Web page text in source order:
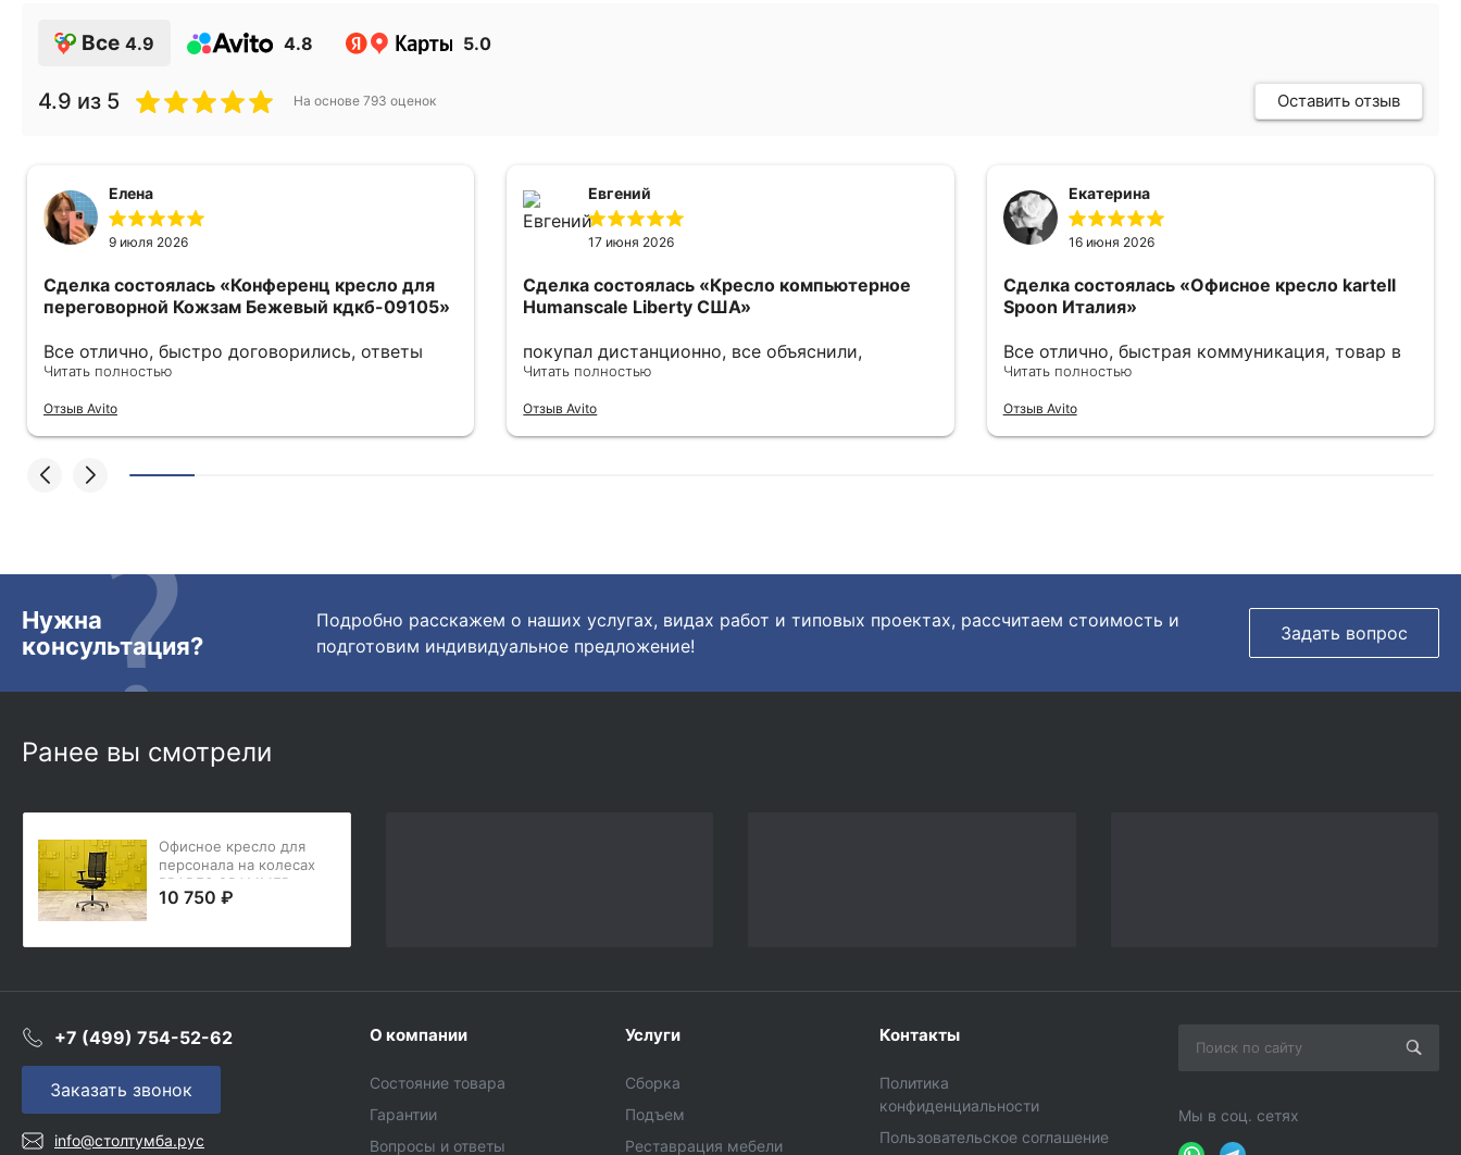
Все 4.9 4.8 5.0
4.9 из 5 На основе 793 оценок Оставить отзыв
Елена
9 июля 2026
Сделка состоялась «Конференц кресло для
переговорной Кожзам Бежевый кдкб-09105»
Все отлично, быстро договорились, ответы
очень быстрые, всегда на связи. Все подробно
были на разных складах их переместили на
один. Так же грамотно сориентировали
Спасибо огромное🙏🏼
Читать полностью
Отзыв Avito
Евгений
17 июня 2026
Сделка состоялась «Кресло компьютерное
Humanscale Liberty США»
покупал дистанционно, все объяснили,
показали, сделали фото и видео по запросу.
дальнейшем хорошо упаковали. однозначно
рекомендую.
Читать полностью
Отзыв Avito
Екатерина
16 июня 2026
Сделка состоялась «Офисное кресло kartell
Spoon Италия»
Все отлично, быстрая коммуникация, товар в
отличном состоянии.
Читать полностью
Отзыв Avito
Нужна
консультация?
Подробно расскажем о наших услугах, видах работ и типовых проектах, рассчитаем стоимость и
подготовим индивидуальное предложение!
Задать вопрос
Ранее вы смотрели
Офисное кресло для
персонала на колесах
PRADES GRAMMER
office Кожа Чёрный
10 750 ₽
+7 (499) 754-52-62
Заказать звонок
info@столтумба.рус
О компании
Состояние товара
Гарантии
Вопросы и ответы
Услуги
Сборка
Подъем
Реставрация мебели
Контакты
Политика
конфиденциальности
Пользовательское соглашение
Мы в соц. сетях